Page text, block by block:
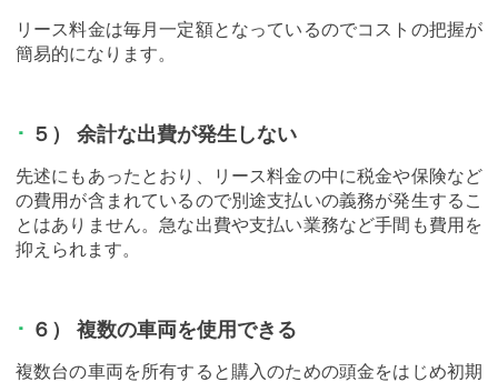
リース料金は毎月一定額となっているのでコストの把握が
簡易的になります。
５） 余計な出費が発生しない
先述にもあったとおり、リース料金の中に税金や保険など
の費用が含まれているので別途支払いの義務が発生するこ
とはありません。急な出費や支払い業務など手間も費用を
抑えられます。
６） 複数の車両を使用できる
複数台の車両を所有すると購入のための頭金をはじめ初期